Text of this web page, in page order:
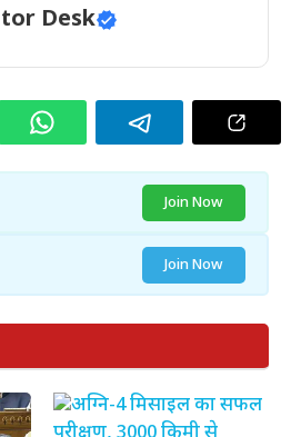
Desk
Join Now
Join Now